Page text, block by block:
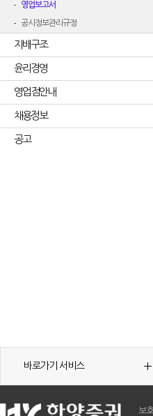
영업보고서
공시정보관리규정
지배구조
윤리경영
영업점안내
채용정보
공고
바로가기 서비스
보